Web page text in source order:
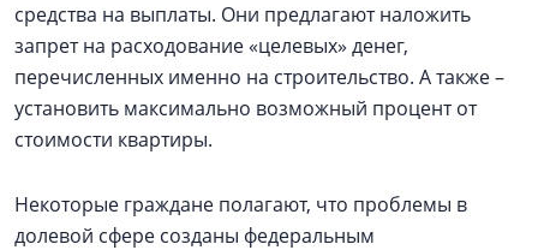
средства на выплаты. Они предлагают наложить
запрет на расходование «целевых» денег,
перечисленных именно на строительство. А также –
установить максимально возможный процент от
стоимости квартиры.
Некоторые граждане полагают, что проблемы в
долевой сфере созданы федеральным